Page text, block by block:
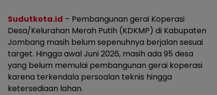
Sudutkota.id – Pembangunan gerai Koperasi
Desa/Kelurahan Merah Putih (KDKMP) di Kabupaten
Jombang masih belum sepenuhnya berjalan sesuai
target. Hingga awal Juni 2026, masih ada 95 desa
yang belum memulai pembangunan gerai koperasi
karena terkendala persoalan teknis hingga
ketersediaan lahan.